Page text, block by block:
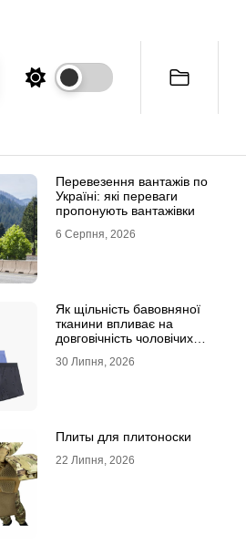
Перевезення вантажів по
Україні: які переваги
пропонують вантажівки
6 Серпня, 2026
Як щільність бавовняної
тканини впливає на
довговічність чоловічих
30 Липня, 2026
Плиты для плитоноски
22 Липня, 2026